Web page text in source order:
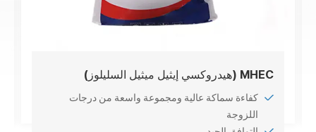
MHEC (هيدروكسي إيثيل ميثيل السليلوز)
كفاءة سماكة عالية ومجموعة واسعة من درجات
اللزوجة